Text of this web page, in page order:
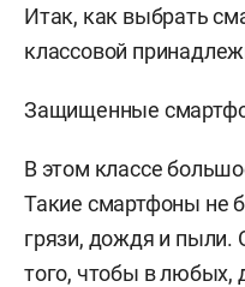
Итак, как выбрать
классовой
Защищенные
В этом классе
Такие смартфоны не
грязи, дождя и пыли.
того, чтобы в